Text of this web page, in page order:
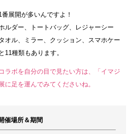
展開が多いんですよ！
ルダー、トートバッグ、レジャーシー
オル、ミラー、クッション、スマホケー
11種類もあります。
ラボを自分の目で見たい方は、「イマジ
に足を運んでみてくださいね。
催場所＆期間